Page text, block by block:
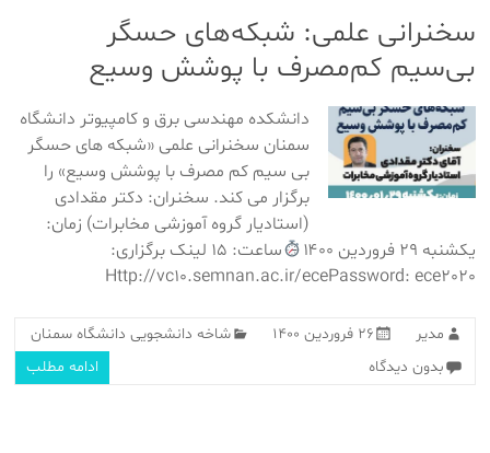
سخنرانی علمی: شبکه‌های حسگر
بی‌سیم کم‌مصرف با پوشش وسیع
دانشکده مهندسی برق و کامپیوتر دانشگاه
سمنان سخنرانی علمی «شبکه های حسگر
بی سیم کم مصرف با پوشش وسیع» را
برگزار می کند. سخنران: دکتر مقدادی
(استادیار گروه آموزشی مخابرات) زمان:
یکشنبه ۲۹ فروردین ۱۴۰۰
ساعت: ۱۵ لینک برگزاری:
Http://vc10.semnan.ac.ir/ecePassword: ece2020
مدیر ۲۶ فروردین ۱۴۰۰
شاخه دانشجویی دانشگاه سمنان
بدون دیدگاه
ادامه مطلب